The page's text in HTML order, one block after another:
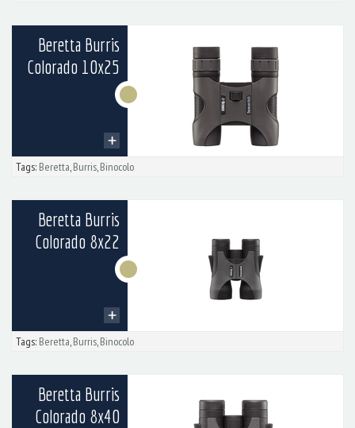
Beretta Burris
Colorado 10x25
Tags: Beretta,Burris,Binocolo
Beretta Burris
Colorado 8x22
Tags: Beretta,Burris,Binocolo
Beretta Burris
Colorado 8x40